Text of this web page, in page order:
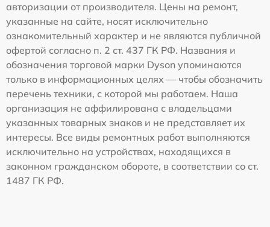
авторизации от производителя. Цены на ремонт,
указанные на сайте, носят исключительно
ознакомительный характер и не являются публичной
офертой согласно п. 2 ст. 437 ГК РФ. Названия и
обозначения торговой марки Dyson упоминаются
только в информационных целях — чтобы обозначить
перечень техники, с которой мы работаем. Наша
организация не аффилирована с владельцами
указанных товарных знаков и не представляет их
интересы. Все виды ремонтных работ выполняются
исключительно на устройствах, находящихся в
законном гражданском обороте, в соответствии со ст.
1487 ГК РФ.